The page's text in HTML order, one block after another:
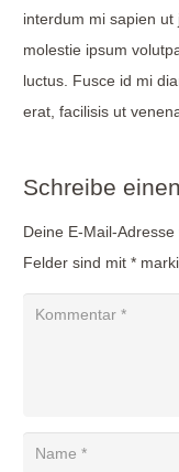
interdum mi sapien
molestie ipsum
luctus. Fusce id mi
erat, facilisis ut
Schreibe
Deine E-Mail-
Felder sind mit *